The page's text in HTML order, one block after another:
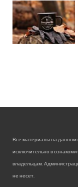
Все материалы на данном
исключительно в
владельцам.
не несет.